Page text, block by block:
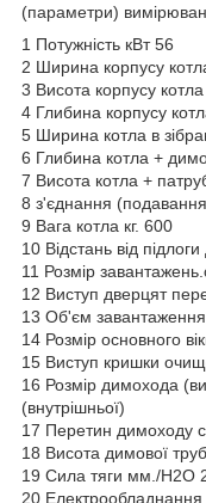
(параметри)
1 Потужність кВт 56
2 Ширина корпусу
3 Висота корпусу
4 Глибина корпусу
5 Ширина котла в
6 Глибина котла +
7 Висота котла +
8 з'єднання
9 Вага котла кг. 600
10 Відстань від
11 Розмір
12 Виступ дверцят
13 Об'єм
14 Розмір основного
15 Виступ кришки
16 Розмір димохода
(внутрішньої)
17 Перетин димоходу
18 Висота димової
19 Сила тяги мм./Н2О
20